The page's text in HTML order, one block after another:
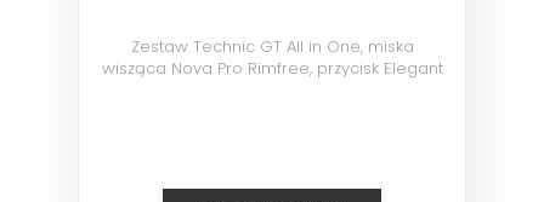
Zestaw Technic GT All in One, miska
wisząca Nova Pro Rimfree, przycisk Elegant